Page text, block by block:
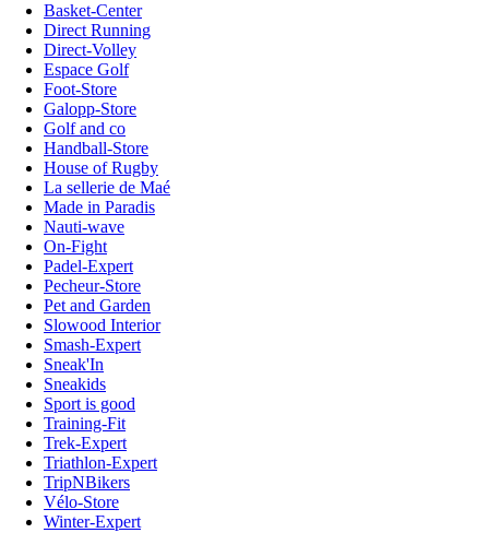
Basket-Center
Direct Running
Direct-Volley
Espace Golf
Foot-Store
Galopp-Store
Golf and co
Handball-Store
House of Rugby
La sellerie de Maé
Made in Paradis
Nauti-wave
On-Fight
Padel-Expert
Pecheur-Store
Pet and Garden
Slowood Interior
Smash-Expert
Sneak'In
Sneakids
Sport is good
Training-Fit
Trek-Expert
Triathlon-Expert
TripNBikers
Vélo-Store
Winter-Expert